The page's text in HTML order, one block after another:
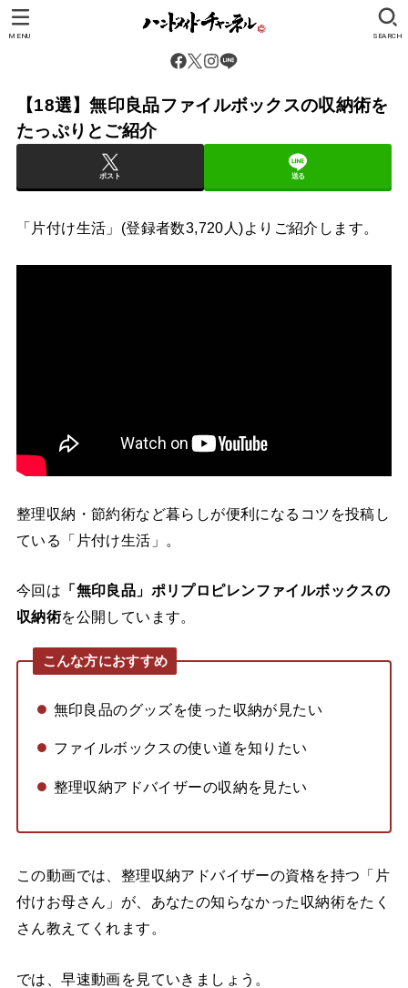
SEARCH
MENU
【18選】無印良品ファイルボックスの収納術を
たっぷりとご紹介
ポスト 送る
「片付け生活」(登録者数3,720人)よりご紹介します。
整理収納・節約術など暮らしが便利になるコツを投稿し
ている「片付け生活」。
今回は 「無印良品」ポリプロピレンファイルボックスの
収納術を公開しています。
こんな方におすすめ
無印良品のグッズを使った収納が見たい
ファイルボックスの使い道を知りたい
整理収納アドバイザーの収納を見たい
この動画では、整理収納アドバイザーの資格を持つ「片
付けお母さん」が、あなたの知らなかった収納術をたく
さん教えてくれます。
では、早速動画を見ていきましょう。